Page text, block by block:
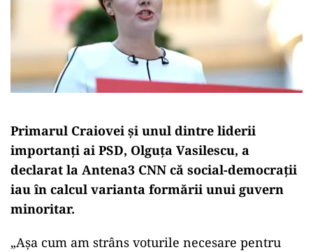
Primarul Craiovei și unul dintre liderii
importanți ai PSD, Olguța Vasilescu, a
declarat la Antena3 CNN că social-democrații
iau în calcul varianta formării unui guvern
minoritar.
„Așa cum am strâns voturile necesare pentru